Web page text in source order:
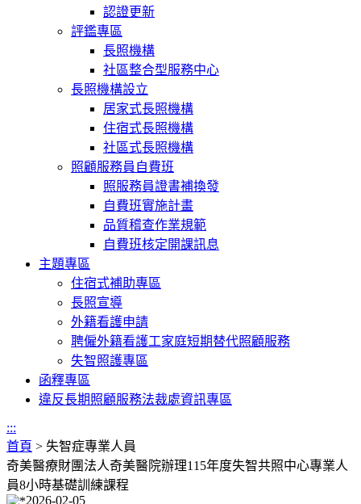
認證更新
評鑑專區
長照機構
社區整合型服務中心
長照機構設立
居家式長照機構
住宿式長照機構
社區式長照機構
照顧服務員自費班
照服務員證書補換發
自費班實施計畫
品質稽查作業規範
自費班核定開課訊息
主題專區
住宿式補助專區
長照宣導
外籍看護申請
聘僱外籍看護工家庭短期替代照顧服務
失智照護專區
函釋專區
違反長期照顧服務法裁處資訊專區
:::
首頁 > 失智症專業人員
奇美醫療財團法人奇美醫院辦理115年度失智共照中心專業人
員8小時基礎訓練課程
2026-02-05